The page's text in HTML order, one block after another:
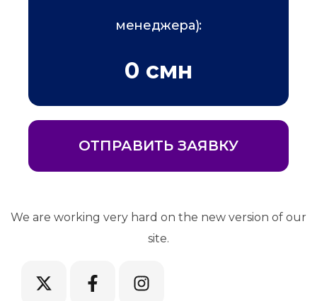
менеджера):
0 смн
ОТПРАВИТЬ ЗАЯВКУ
We are working very hard on the new version of our
site.